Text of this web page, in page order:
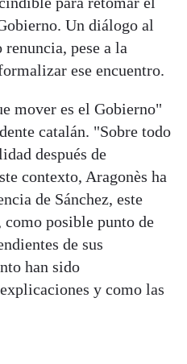
Un diálogo al
renuncia, pese a la
ese encuentro.
mover es el Gobierno"
catalán. "Sobre todo
después de
contexto, Aragonès ha
de Sánchez, este
como posible punto de
de sus
han sido
y como las